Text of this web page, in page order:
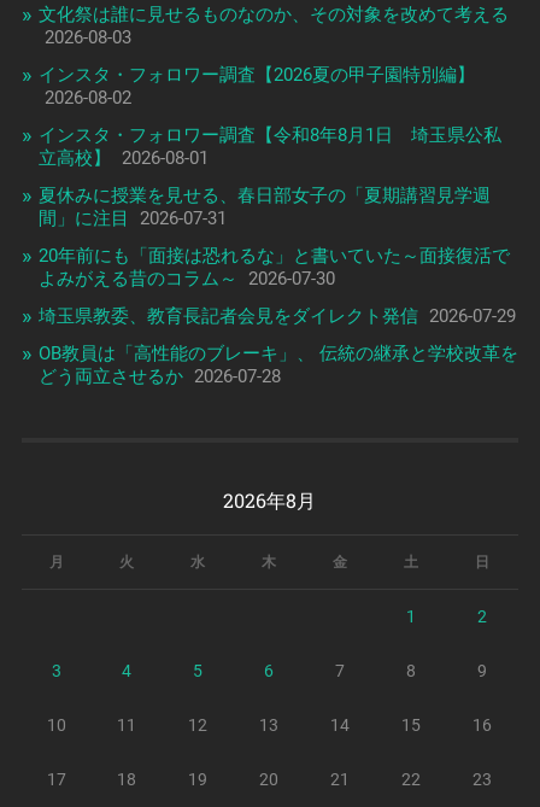
文化祭は誰に見せるものなのか、その対象を改めて考える
2026-08-03
インスタ・フォロワー調査【2026夏の甲子園特別編】
2026-08-02
インスタ・フォロワー調査【令和8年8月1日 埼玉県公私
立高校】
2026-08-01
夏休みに授業を見せる、春日部女子の「夏期講習見学週
間」に注目
2026-07-31
20年前にも「面接は恐れるな」と書いていた～面接復活で
よみがえる昔のコラム～
2026-07-30
埼玉県教委、教育長記者会見をダイレクト発信 2026-07-29
OB教員は「高性能のブレーキ」、 伝統の継承と学校改革を
どう両立させるか 2026-07-28
2026年8月
月 火 水 木 金 土 日
1 2
3 4 5 6 7 8 9
10 11 12 13 14 15 16
17 18 19 20 21 22 23